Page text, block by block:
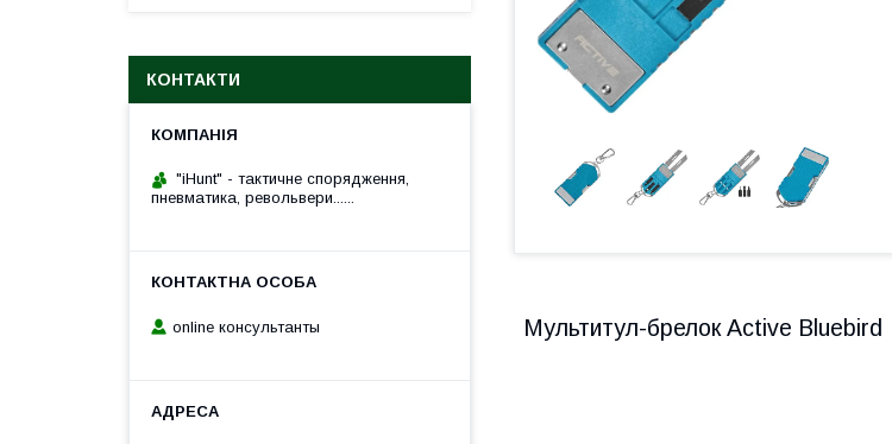
Мультитул-брелок Active Bluebird
КОНТАКТИ
"iHunt" - тактичне спорядження,
пневматика, револьвери......
online консультанты